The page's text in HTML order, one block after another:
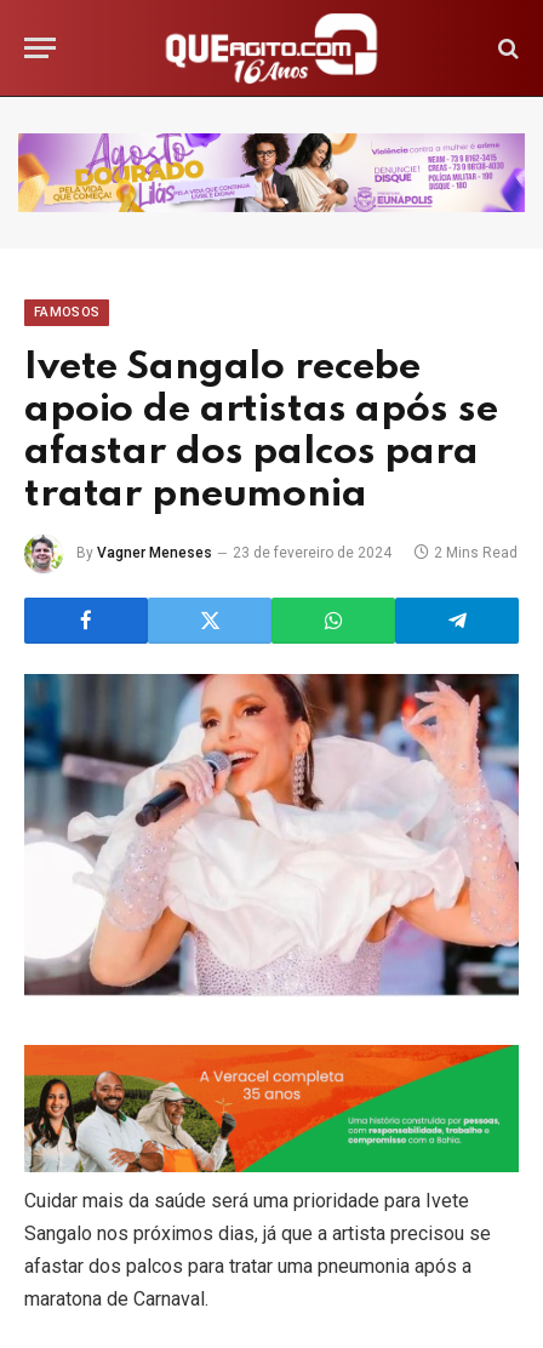
FAMOSOS
Ivete Sangalo recebe
apoio de artistas após se
afastar dos palcos para
tratar pneumonia
By Vagner Meneses 23 de fevereiro de 2024 2 Mins Read
Cuidar mais da saúde será uma prioridade para Ivete
Sangalo nos próximos dias, já que a artista precisou se
afastar dos palcos para tratar uma pneumonia após a
maratona de Carnaval.